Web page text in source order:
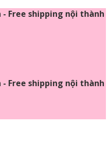
Free shipping nội thành
Free shipping nội thành